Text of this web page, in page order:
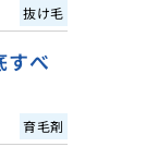
抜け毛
すべ
育毛剤